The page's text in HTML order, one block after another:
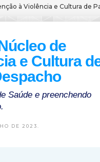
à Violência e Cultura de
de
e Cultura
Saúde e preenchendo
DE 2023.